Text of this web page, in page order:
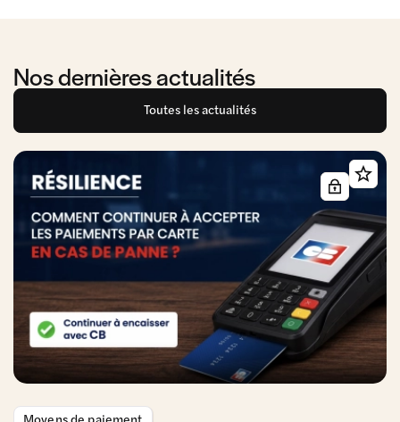
Nos dernières actualités
Toutes les actualités
Moyens de paiement